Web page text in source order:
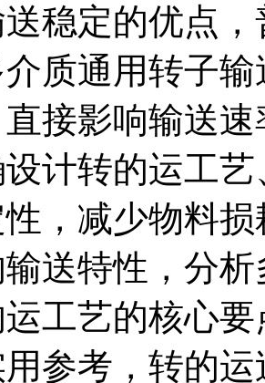
稳定的优点
质通用转子
接影响输送
计转的运工
，减少物料
送特性，分
工艺的核心
参考，转的